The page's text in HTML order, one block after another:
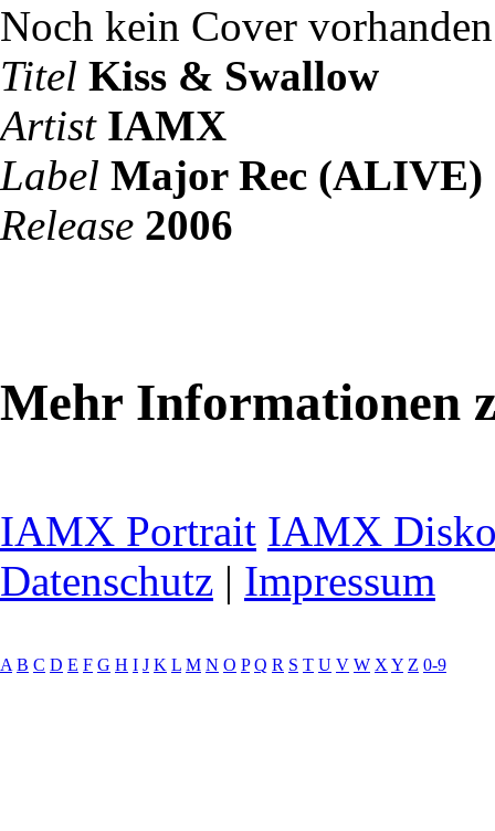
Noch kein Cover vorhanden
Titel Kiss & Swallow
Artist IAMX
Label Major Rec (ALIVE)
Release 2006
Mehr Informationen
IAMX Portrait IAMX
Datenschutz | Impressum
A B C D E F G H I J K L M N O P Q R S T U V W X Y Z 0-9